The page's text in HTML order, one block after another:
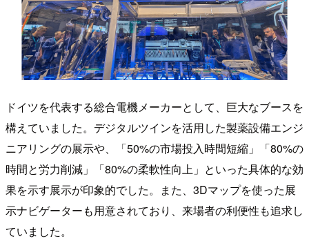
ドイツを代表する総合電機メーカーとして、巨大なブースを
構えていました。デジタルツインを活用した製薬設備エンジ
ニアリングの展示や、「50%の市場投入時間短縮」「80%の
時間と労力削減」「80%の柔軟性向上」といった具体的な効
果を示す展示が印象的でした。また、3Dマップを使った展
示ナビゲーターも用意されており、来場者の利便性も追求し
ていました。